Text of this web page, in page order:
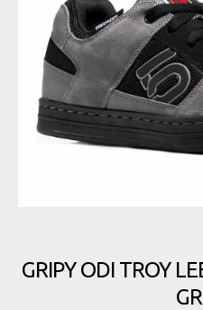
GRIPY ODI TROY